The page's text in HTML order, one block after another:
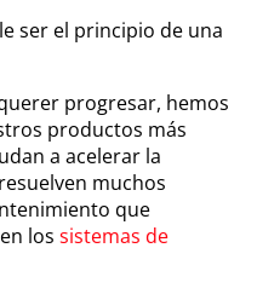
ser el principio de una
progresar, hemos
productos más
a acelerar la
muchos
que
los sistemas de